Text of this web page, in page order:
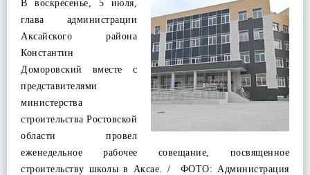
В воскресенье, 5 июля,
глава администрации
Аксайского района
Константин
Доморовский вместе с
представителями
министерства
строительства Ростовской
области провел
еженедельное рабочее совещание, посвященное
строительству школы в Аксае. / ФОТО: Администрация